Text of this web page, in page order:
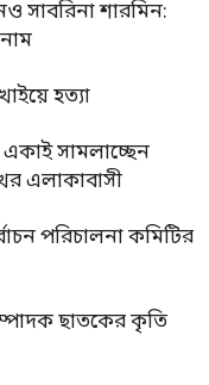
সাবরিনা শারমিন:
হত্যা
সামলাচ্ছেন
এলাকাবাসী
পরিচালনা কমিটির
ছাতকের কৃতি